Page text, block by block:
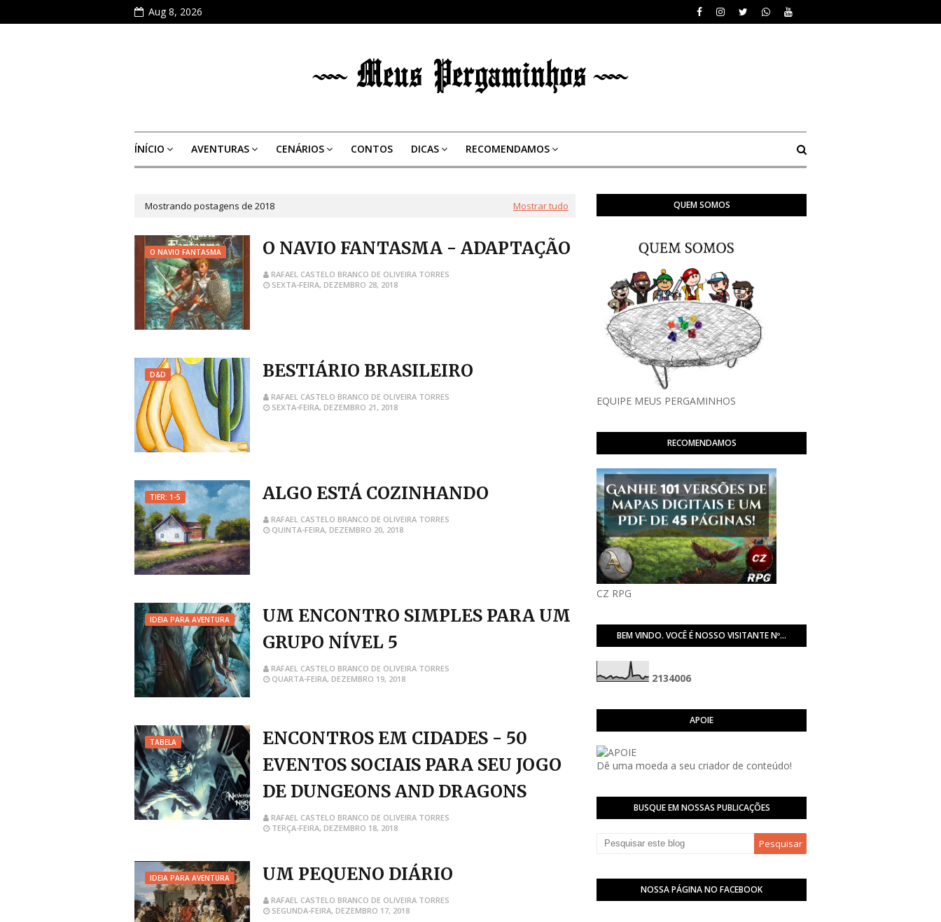
Aug 8, 2026
ÍNÍCIO AVENTURAS CENÁRIOS CONTOS DICAS RECOMENDAMOS
Mostrando postagens de 2018 Mostrar tudo
O NAVIO FANTASMA O NAVIO FANTASMA - ADAPTAÇÃO
RAFAEL CASTELO BRANCO DE OLIVEIRA TORRES
SEXTA-FEIRA, DEZEMBRO 28, 2018
D&D BESTIÁRIO BRASILEIRO
RAFAEL CASTELO BRANCO DE OLIVEIRA TORRES
SEXTA-FEIRA, DEZEMBRO 21, 2018
TIER: 1-5 ALGO ESTÁ COZINHANDO
RAFAEL CASTELO BRANCO DE OLIVEIRA TORRES
QUINTA-FEIRA, DEZEMBRO 20, 2018
IDEIA PARA AVENTURA
UM ENCONTRO SIMPLES PARA UM
GRUPO NÍVEL 5
RAFAEL CASTELO BRANCO DE OLIVEIRA TORRES
QUARTA-FEIRA, DEZEMBRO 19, 2018
TABELA
ENCONTROS EM CIDADES - 50
EVENTOS SOCIAIS PARA SEU JOGO
DE DUNGEONS AND DRAGONS
RAFAEL CASTELO BRANCO DE OLIVEIRA TORRES
TERÇA-FEIRA, DEZEMBRO 18, 2018
IDEIA PARA AVENTURA UM PEQUENO DIÁRIO
RAFAEL CASTELO BRANCO DE OLIVEIRA TORRES
SEGUNDA-FEIRA, DEZEMBRO 17, 2018
QUEM SOMOS
EQUIPE MEUS PERGAMINHOS
RECOMENDAMOS
CZ RPG
BEM VINDO. VOCÊ É NOSSO VISITANTE Nº...
2134006
APOIE
Dê uma moeda a seu criador de conteúdo!
BUSQUE EM NOSSAS PUBLICAÇÕES
NOSSA PÁGINA NO FACEBOOK